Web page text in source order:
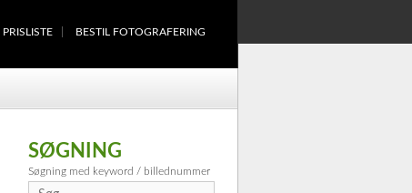
PRISLISTE BESTIL FOTOGRAFERING
SØGNING
Søgning med keyword / billednummer